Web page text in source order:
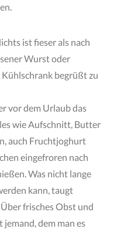
ist fieser als nach
Wurst oder
begrüßt zu
vor dem Urlaub das
wie Aufschnitt, Butter
auch Fruchtjoghurt
eingefroren nach
Was nicht lange
kann, taugt
frisches Obst und
dem man es